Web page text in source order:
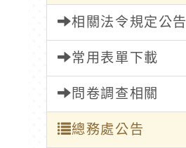
相關法令規定公告
常用表單下載
問卷調查相關
總務處公告